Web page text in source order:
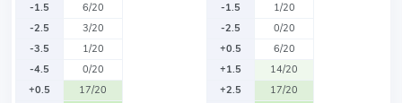
-1.5
6/20
-2.5
3/20
-3.5
1/20
-4.5
0/20
+0.5
17/20
-1.5
1/20
-2.5
0/20
+0.5
6/20
+1.5
14/20
+2.5
17/20